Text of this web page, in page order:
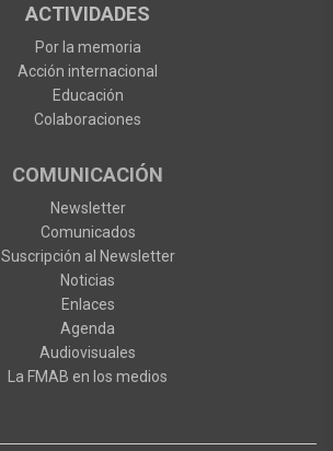
ACTIVIDADES
Por la memoria
Acción internacional
Educación
Colaboraciones
COMUNICACIÓN
Newsletter
Comunicados
Suscripción al Newsletter
Noticias
Enlaces
Agenda
Audiovisuales
La FMAB en los medios